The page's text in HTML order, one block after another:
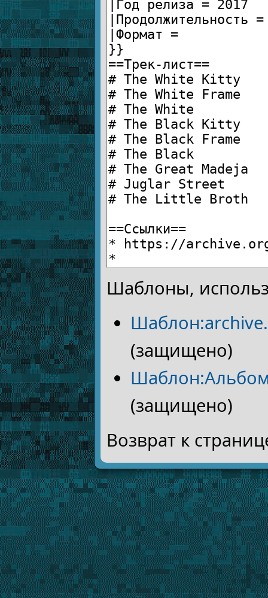
Шаблоны,
(защищено)
(защищено)
Возврат к